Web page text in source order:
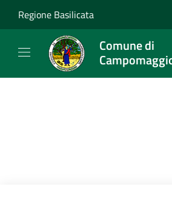
Regione Basilicata
Comune di